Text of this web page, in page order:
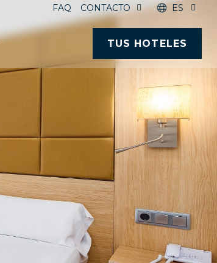
FAQ CONTACTO ES
TUS HOTELES